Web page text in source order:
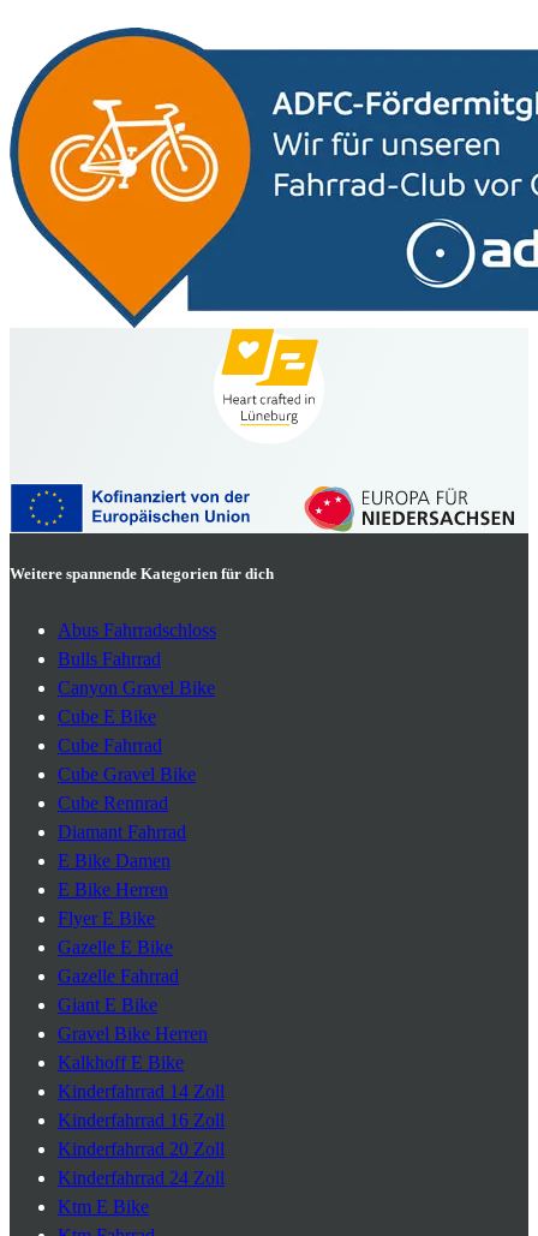
Weitere spannende Kategorien für dich
Abus Fahrradschloss
Bulls Fahrrad
Canyon Gravel Bike
Cube E Bike
Cube Fahrrad
Cube Gravel Bike
Cube Rennrad
Diamant Fahrrad
E Bike Damen
E Bike Herren
Flyer E Bike
Gazelle E Bike
Gazelle Fahrrad
Giant E Bike
Gravel Bike Herren
Kalkhoff E Bike
Kinderfahrrad 14 Zoll
Kinderfahrrad 16 Zoll
Kinderfahrrad 20 Zoll
Kinderfahrrad 24 Zoll
Ktm E Bike